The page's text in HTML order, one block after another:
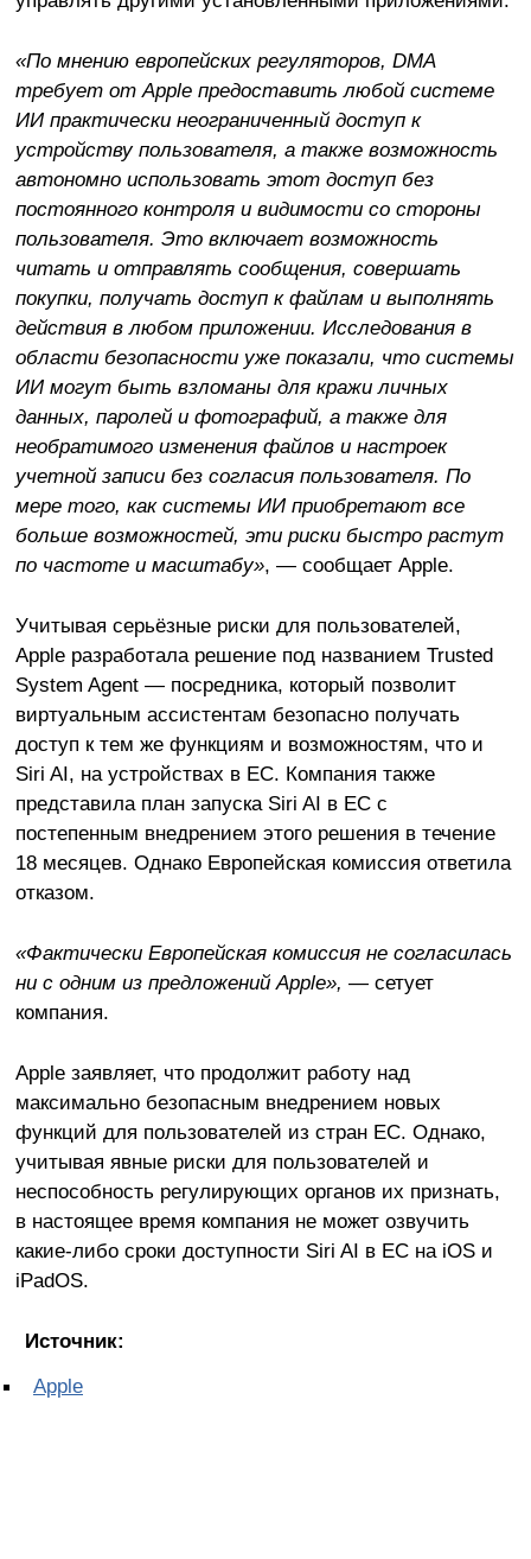
«По мнению европейских регуляторов, DMA
требует от Apple предоставить любой системе
ИИ практически неограниченный доступ к
устройству пользователя, а также возможность
автономно использовать этот доступ без
постоянного контроля и видимости со стороны
пользователя. Это включает возможность
читать и отправлять сообщения, совершать
покупки, получать доступ к файлам и выполнять
действия в любом приложении. Исследования в
области безопасности уже показали, что системы
ИИ могут быть взломаны для кражи личных
данных, паролей и фотографий, а также для
необратимого изменения файлов и настроек
учетной записи без согласия пользователя. По
мере того, как системы ИИ приобретают все
больше возможностей, эти риски быстро растут
по частоте и масштабу», — сообщает Apple.
Учитывая серьёзные риски для пользователей,
Apple разработала решение под названием Trusted
System Agent — посредника, который позволит
виртуальным ассистентам безопасно получать
доступ к тем же функциям и возможностям, что и
Siri AI, на устройствах в ЕС. Компания также
представила план запуска Siri AI в ЕС с
постепенным внедрением этого решения в течение
18 месяцев. Однако Европейская комиссия ответила
отказом.
«Фактически Европейская комиссия не согласилась
ни с одним из предложений Apple», — сетует
компания.
Apple заявляет, что продолжит работу над
максимально безопасным внедрением новых
функций для пользователей из стран ЕС. Однако,
учитывая явные риски для пользователей и
неспособность регулирующих органов их признать,
в настоящее время компания не может озвучить
какие-либо сроки доступности Siri AI в ЕС на iOS и
iPadOS.
Источник:
Apple